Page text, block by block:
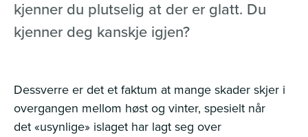
kjenner du plutselig at der er glatt. Du
kjenner deg kanskje igjen?
Dessverre er det et faktum at mange skader skjer i
overgangen mellom høst og vinter, spesielt når
det «usynlige» islaget har lagt seg over